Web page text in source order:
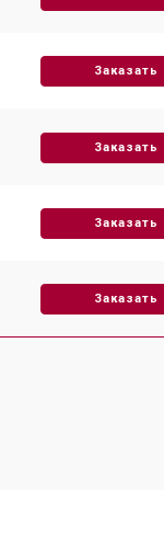
Заказать
Заказать
Заказать
Заказать